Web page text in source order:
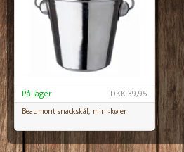
DKK 39,95
På lager
Beaumont snackskål, mini-køler